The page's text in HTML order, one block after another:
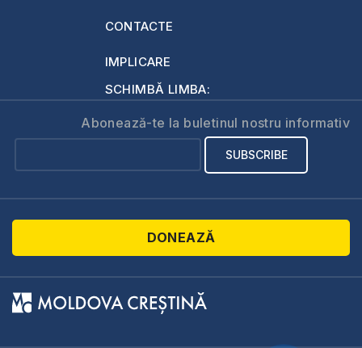
CONTACTE
IMPLICARE
SCHIMBĂ LIMBA:
Abonează-te la buletinul nostru informativ
DONEAZĂ